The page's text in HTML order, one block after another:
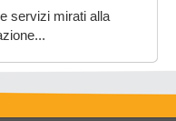
servizi mirati alla